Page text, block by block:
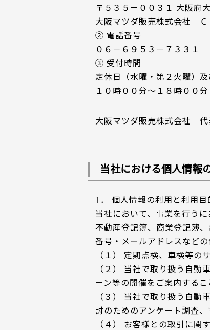
〒５３５－００３１ 大阪府
大阪マツダ販売株式会社 Ｃ
② 電話番号
０６－６９５３－７３３１
③ 受付時間
定休日（水曜・第２火曜）及
１０時００分～１８時００
大阪マツダ販売株式会社
当社における個人情報
1． 個人情報の利用と利用目
当社において、事業を行う
不動産登記簿、商業登記簿
番号・メールアドレスなど
（１） 定期点検、車検等の
（２） 当社で取り扱う自
ーン等の開催をご案内するこ
（３） 当社で取り扱う自
討のためのアンケート調査
（４） お客様との取引に関